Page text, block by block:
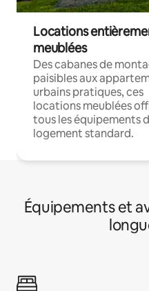
Locations
meublées
Des cabanes de
paisibles aux
urbains pratiques, ces
locations meublées
tous les équipements
logement standard.
Équipements et